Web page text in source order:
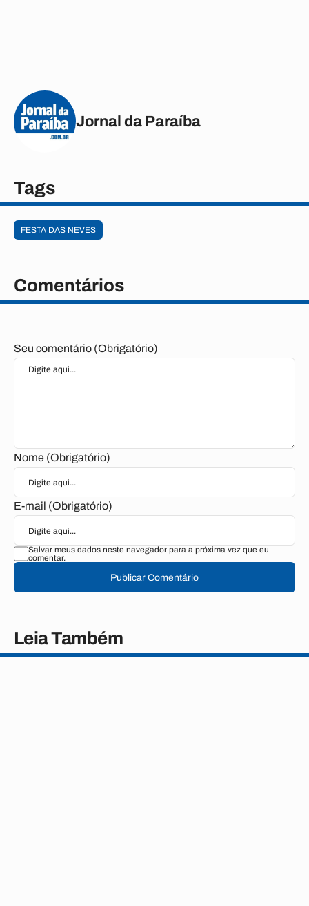
Jornal da Paraíba
Tags
FESTA DAS NEVES
Comentários
Seu comentário (Obrigatório)
Nome (Obrigatório)
E-mail (Obrigatório)
Salvar meus dados neste navegador para a próxima vez que eu
comentar.
Publicar Comentário
Leia Também